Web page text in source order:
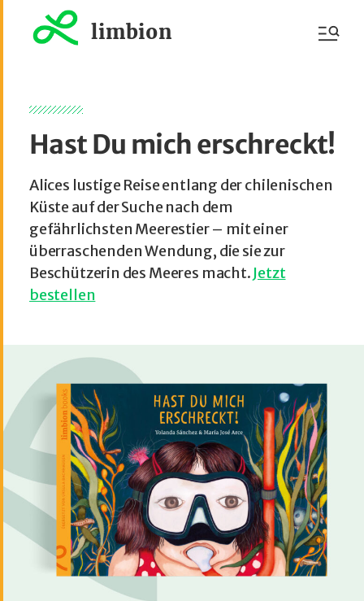
limbion
Hast Du mich erschreckt!
Alices lustige Reise entlang der chilenischen
Küste auf der Suche nach dem
gefährlichsten Meerestier – mit einer
überraschenden Wendung, die sie zur
Beschützerin des Meeres macht.Jetzt
bestellen